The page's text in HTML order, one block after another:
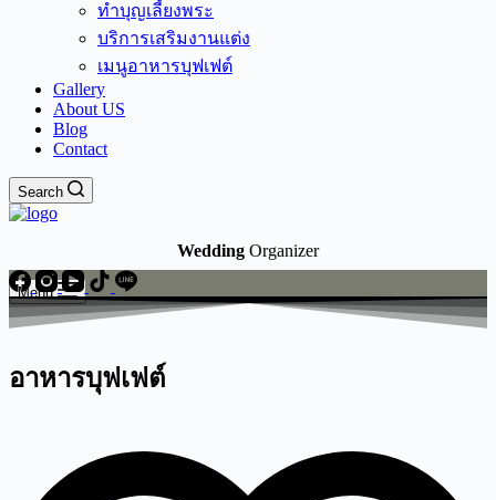
ทำบุญเลี้ยงพระ
บริการเสริมงานแต่ง
เมนูอาหารบุฟเฟต์
Gallery
About US
Blog
Contact
Search
Wedding Organizer
Menu
อาหารบุฟเฟต์